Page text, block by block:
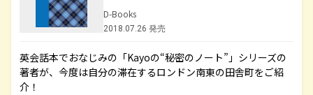
D-Books
2018.07.26 発売
英会話本でおなじみの「Kayoの“秘密のノート”」シリーズの
著者が、今度は自分の滞在するロンドン南東の田舎町をご紹
介！